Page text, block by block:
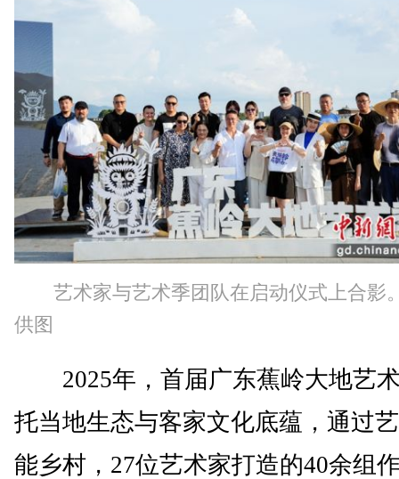
艺术家与艺术季团队在启动仪式上合影
供图
2025年，首届广东蕉岭大地艺
托当地生态与客家文化底蕴，通过
能乡村，27位艺术家打造的40余组